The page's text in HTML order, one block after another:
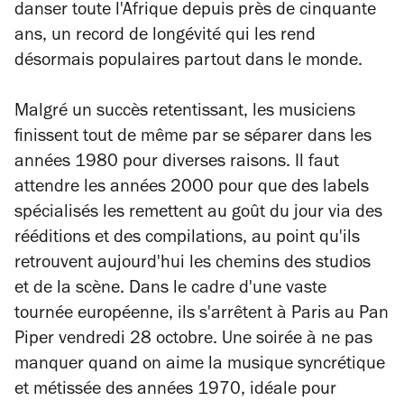
danser toute l'Afrique depuis près de cinquante
ans, un record de longévité qui les rend
désormais populaires partout dans le monde.
Malgré un succès retentissant, les musiciens
finissent tout de même par se séparer dans les
années 1980 pour diverses raisons. Il faut
attendre les années 2000 pour que des labels
spécialisés les remettent au goût du jour via des
rééditions et des compilations, au point qu'ils
retrouvent aujourd'hui les chemins des studios
et de la scène. Dans le cadre d'une vaste
tournée européenne, ils s'arrêtent à Paris au Pan
Piper vendredi 28 octobre. Une soirée à ne pas
manquer quand on aime la musique syncrétique
et métissée des années 1970, idéale pour